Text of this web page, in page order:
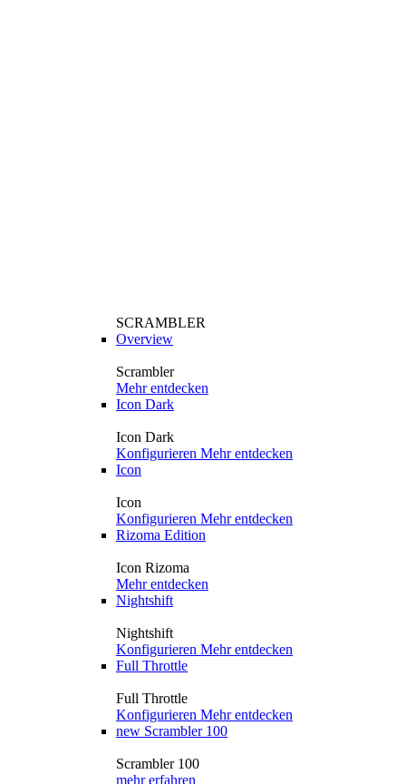
SCRAMBLER
Overview
Scrambler
Mehr entdecken
Icon Dark
Icon Dark
Konfigurieren Mehr entdecken
Icon
Icon
Konfigurieren Mehr entdecken
Rizoma Edition
Icon Rizoma
Mehr entdecken
Nightshift
Nightshift
Konfigurieren Mehr entdecken
Full Throttle
Full Throttle
Konfigurieren Mehr entdecken
new Scrambler 100
Scrambler 100
mehr erfahren